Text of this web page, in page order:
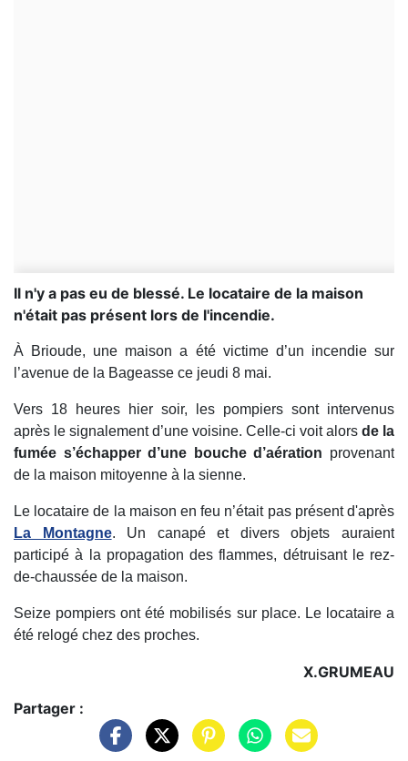
Il n'y a pas eu de blessé. Le locataire de la maison
n'était pas présent lors de l'incendie.
À Brioude, une maison a été victime d’un incendie sur
l’avenue de la Bageasse ce jeudi 8 mai.
Vers 18 heures hier soir, les pompiers sont intervenus
après le signalement d’une voisine. Celle-ci voit alors de la
fumée s’échapper d’une bouche d’aération provenant
de la maison mitoyenne à la sienne.
Le locataire de la maison en feu n’était pas présent d'après
La Montagne. Un canapé et divers objets auraient
participé à la propagation des flammes, détruisant le rez-
de-chaussée de la maison.
Seize pompiers ont été mobilisés sur place. Le locataire a
été relogé chez des proches.
X.GRUMEAU
Partager :